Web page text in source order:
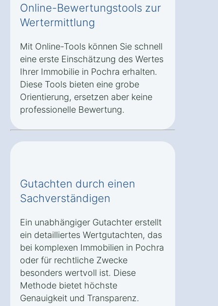
Online-Bewertungstools zur
Wertermittlung
Mit Online-Tools können Sie schnell
eine erste Einschätzung des Wertes
Ihrer Immobilie in Pochra erhalten.
Diese Tools bieten eine grobe
Orientierung, ersetzen aber keine
professionelle Bewertung.
Gutachten durch einen
Sachverständigen
Ein unabhängiger Gutachter erstellt
ein detailliertes Wertgutachten, das
bei komplexen Immobilien in Pochra
oder für rechtliche Zwecke
besonders wertvoll ist. Diese
Methode bietet höchste
Genauigkeit und Transparenz.